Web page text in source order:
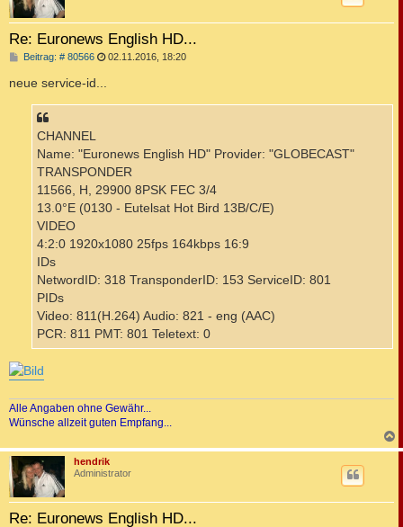
Re: Euronews English HD...
Beitrag: # 80566B
i
r
02.11.2016, 18:20
neue service-id...
CHANNEL
Name: "Euronews English HD" Provider: "GLOBECAST"
TRANSPONDER
11566, H, 29900 8PSK FEC 3/4
13.0°E (0130 - Eutelsat Hot Bird 13B/C/E)
VIDEO
4:2:0 1920x1080 25fps 164kbps 16:9
IDs
NetwordID: 318 TransponderID: 153 ServiceID: 801
PIDs
Video: 811(H.264) Audio: 821 - eng (AAC)
PCR: 811 PMT: 801 Teletext: 0
Alle Angaben ohne Gewähr...
Wünsche allzeit guten Empfang...
a
hendrik
Administrator
Re: Euronews English HD...